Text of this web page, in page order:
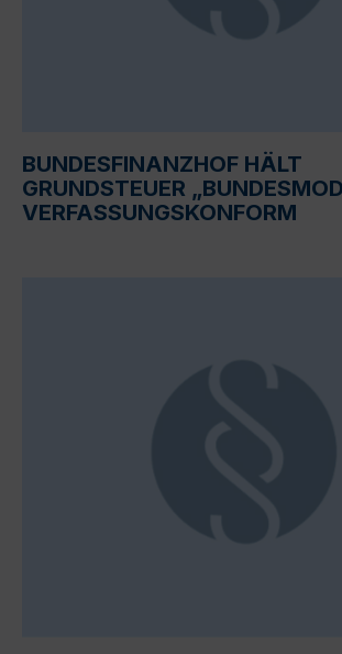
BUNDESFINANZHOF HÄLT
GRUNDSTEUER
VERFASSUNGSKONFORM